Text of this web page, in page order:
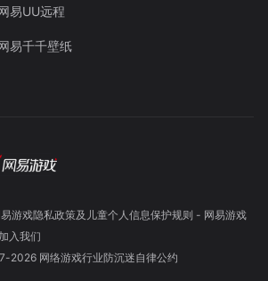
易UU远程
易千千壁纸
游戏隐私政策及儿童个人信息保护规则 - 网易游戏
加入我们
2026 网络游戏行业防沉迷自律公约